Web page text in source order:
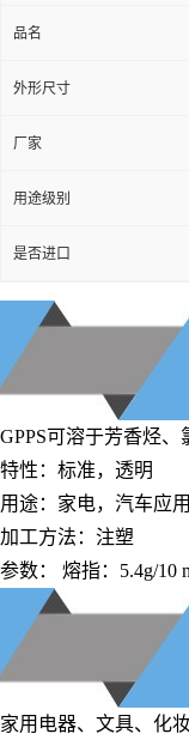
加工级别
品名
外形尺寸
厂家
用途级别
是否进口
GPPS可溶于芳香烃
特性：标准，透明
用途：家电，汽车应
加工方法：注塑
参数： 熔指：5.4g/